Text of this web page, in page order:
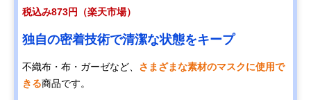
税込み873円（楽天市場）
独自の密着技術で清潔な状態をキープ
不織布・布・ガーゼなど、 さまざまな素材のマスクに使用で
きる商品です。